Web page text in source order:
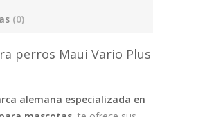
(0)
perros Maui Vario Plus
alemana especializada en